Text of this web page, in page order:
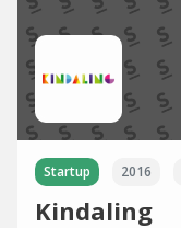
Startup 2016
Kindaling